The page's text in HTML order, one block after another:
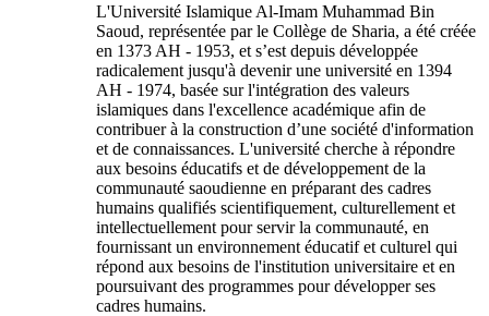
L'Université Islamique Al-Imam Muhammad Bin
Saoud, représentée par le Collège de Sharia, a été créée
en 1373 AH - 1953, et s’est depuis développée
radicalement jusqu'à devenir une université en 1394
AH - 1974, basée sur l'intégration des valeurs
islamiques dans l'excellence académique afin de
contribuer à la construction d’une société d'information
et de connaissances. L'université cherche à répondre
aux besoins éducatifs et de développement de la
communauté saoudienne en préparant des cadres
humains qualifiés scientifiquement, culturellement et
intellectuellement pour servir la communauté, en
fournissant un environnement éducatif et culturel qui
répond aux besoins de l'institution universitaire et en
poursuivant des programmes pour développer ses
cadres humains.